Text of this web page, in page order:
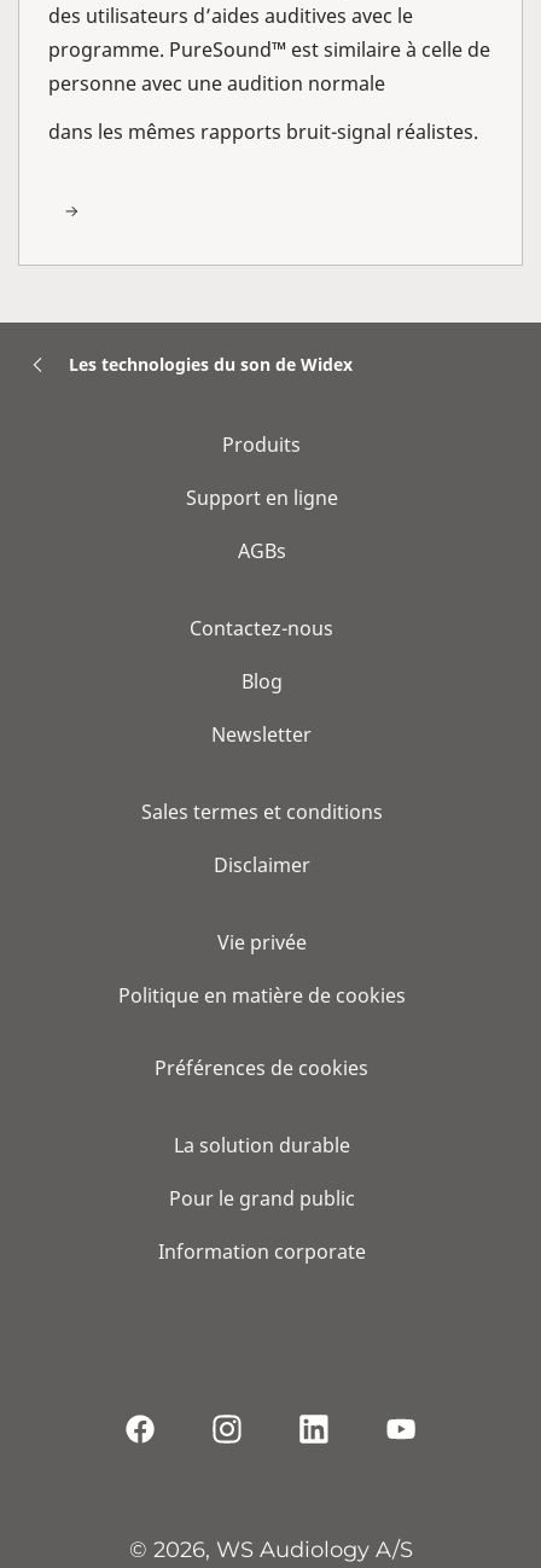
des utilisateurs d’aides auditives avec le
programme. PureSound™ est similaire à celle de
personne avec une audition normale
dans les mêmes rapports bruit-signal réalistes.
Les technologies du son de Widex
Produits
Support en ligne
AGBs
Contactez-nous
Blog
Newsletter
Sales termes et conditions
Disclaimer
Vie privée
Politique en matière de cookies
Préférences de cookies
La solution durable
Pour le grand public
Information corporate
© 2026, WS Audiology A/S